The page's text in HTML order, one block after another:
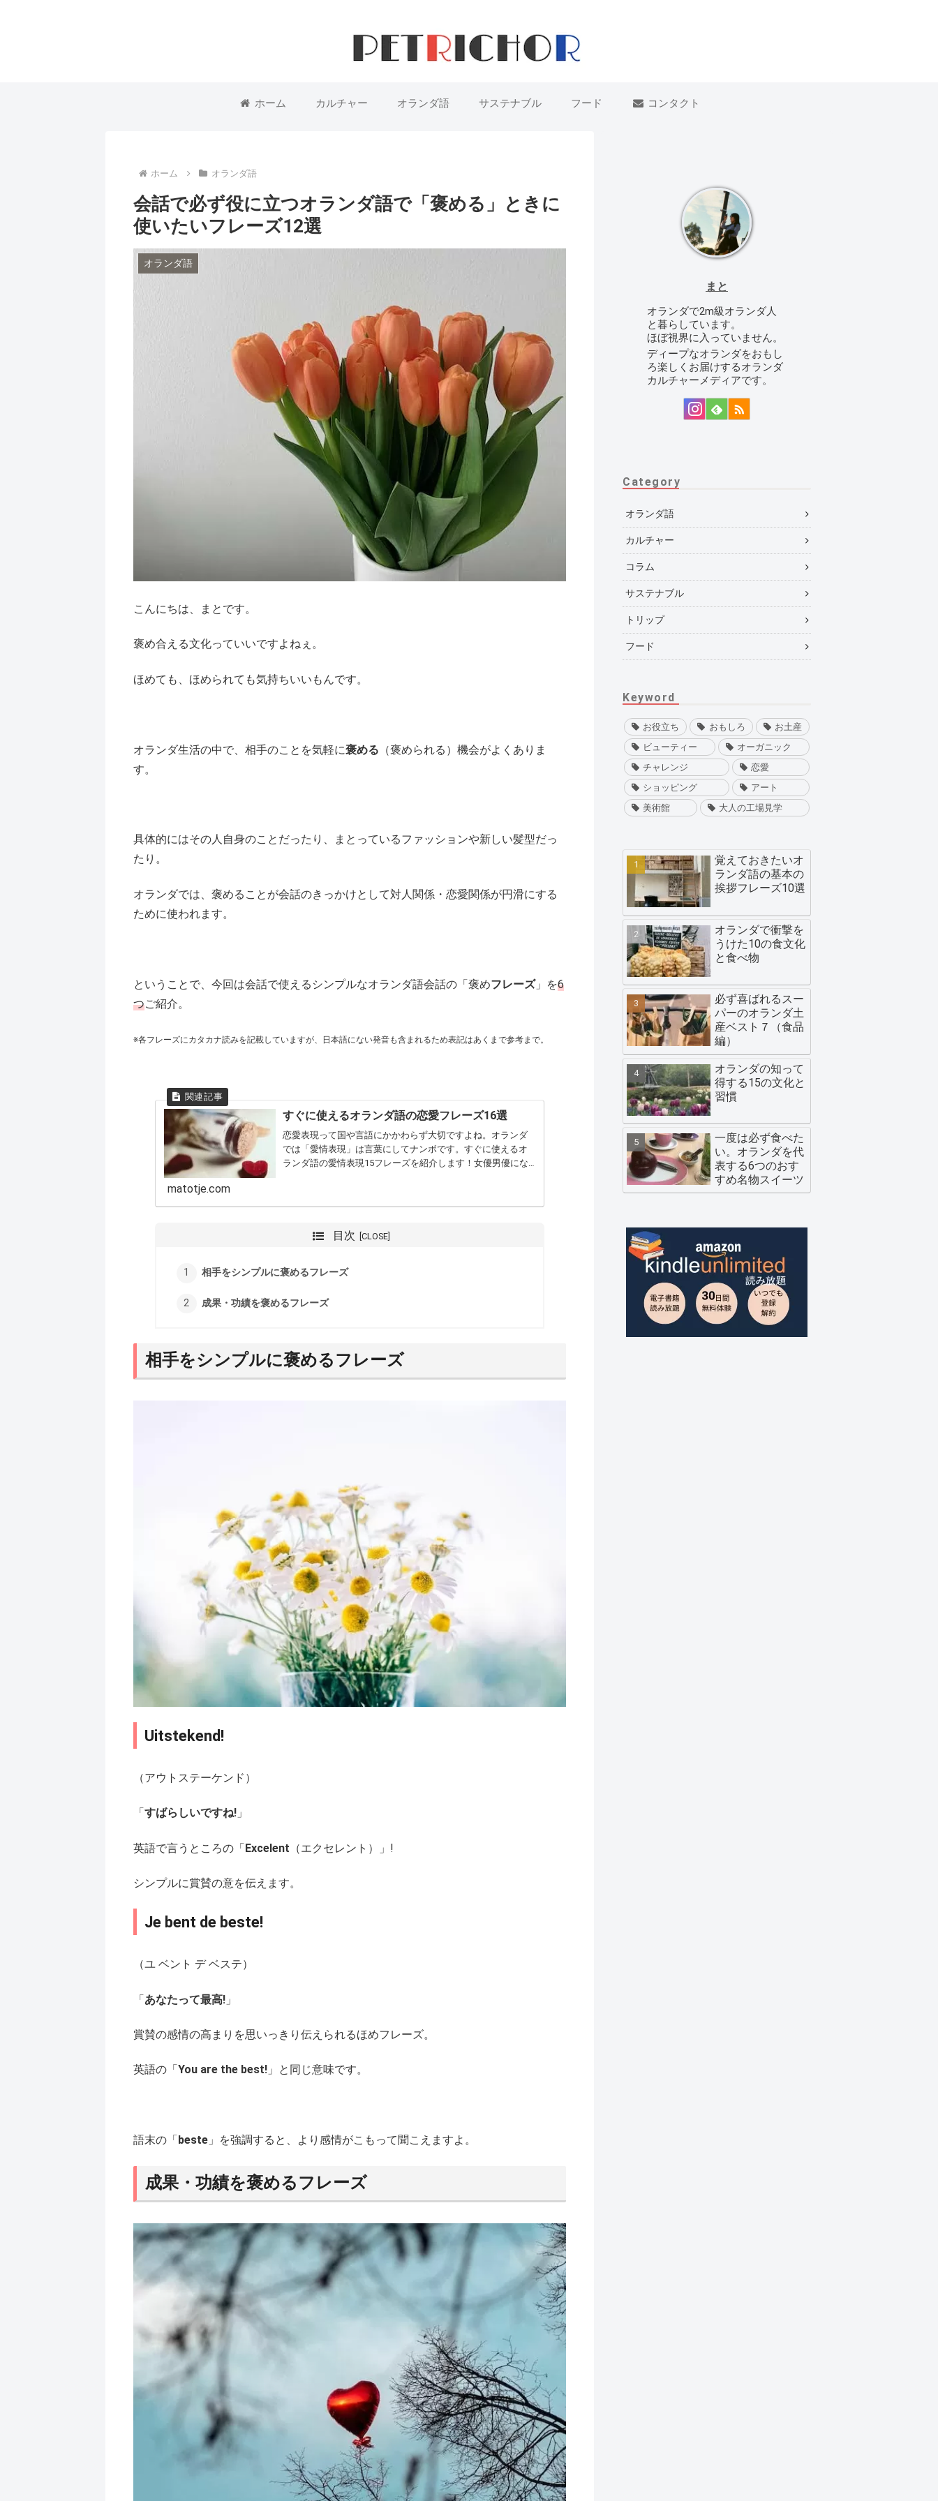
ホーム カルチャー オランダ語 サステナブル フード コンタクト
ホーム オランダ語
会話で必ず役に立つオランダ語で「褒める」ときに
使いたいフレーズ12選
オランダ語
こんにちは、まとです。
褒め合える文化っていいですよねぇ。
ほめても、ほめられても気持ちいいもんです。
オランダ生活の中で、相手のことを気軽に褒める （褒められる）機会がよくありま
す。
具体的にはその人自身のことだったり、まとっているファッションや新しい髪型だっ
たり。
オランダでは、褒めることが会話のきっかけとして対人関係・恋愛関係が円滑にする
ために使われます。
ということで、今回は会話で使えるシンプルなオランダ語会話の「褒めフレーズ」を6
つご紹介。
※各フレーズにカタカナ読みを記載していますが、日本語にない発音も含まれるため表記はあくまで参考まで。
すぐに使えるオランダ語の恋愛フレーズ16選
恋愛表現って国や言語にかかわらず大切ですよね。オランダ
では「愛情表現」は言葉にしてナンボです。すぐに使えるオ
ランダ語の愛情表現15フレーズを紹介します！女優男優にな
matotje.com
目次
相手をシンプルに褒めるフレーズ
成果・功績を褒めるフレーズ
相手をシンプルに褒めるフレーズ
Uitstekend!
（アウトステーケンド）
「 すばらしいですね! 」
英語で言うところの「Excelent （エクセレント）」!
シンプルに賞賛の意を伝えます。
Je bent de beste!
（ユ ベント デ ベステ）
「あなたって最高! 」
賞賛の感情の高まりを思いっきり伝えられるほめフレーズ。
英語の「 You are the best! 」と同じ意味です。
語末の「beste 」を強調すると、より感情がこもって聞こえますよ。
成果・功績を褒めるフレーズ
まと
オランダで2m級オランダ人
と暮らしています。
ほぼ視界に入っていません。
ディープなオランダをおもし
ろ楽しくお届けするオランダ
カルチャーメディアです。
Category
オランダ語
カルチャー
コラム
サステナブル
トリップ
フード
Keyword
お役立ち おもしろ
お土産
ビューティー
オーガニック
チャレンジ
恋愛
ショッピング
アート
美術館
大人の工場見学
覚えておきたいオ
ランダ語の基本の
挨拶フレーズ10選
オランダで衝撃を
うけた10の食文化
と食べ物
必ず喜ばれるスー
パーのオランダ土
産ベスト７（食品
編）
オランダの知って
得する15の文化と
習慣
一度は必ず食べた
い。オランダを代
表する6つのおす
すめ名物スイーツ